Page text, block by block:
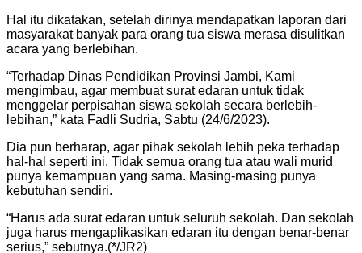
Hal itu dikatakan, setelah dirinya mendapatkan laporan dari
masyarakat banyak para orang tua siswa merasa disulitkan
acara yang berlebihan.
“Terhadap Dinas Pendidikan Provinsi Jambi, Kami
mengimbau, agar membuat surat edaran untuk tidak
menggelar perpisahan siswa sekolah secara berlebih-
lebihan,” kata Fadli Sudria, Sabtu (24/6/2023).
Dia pun berharap, agar pihak sekolah lebih peka terhadap
hal-hal seperti ini. Tidak semua orang tua atau wali murid
punya kemampuan yang sama. Masing-masing punya
kebutuhan sendiri.
“Harus ada surat edaran untuk seluruh sekolah. Dan sekolah
juga harus mengaplikasikan edaran itu dengan benar-benar
serius,” sebutnya.(*/JR2)